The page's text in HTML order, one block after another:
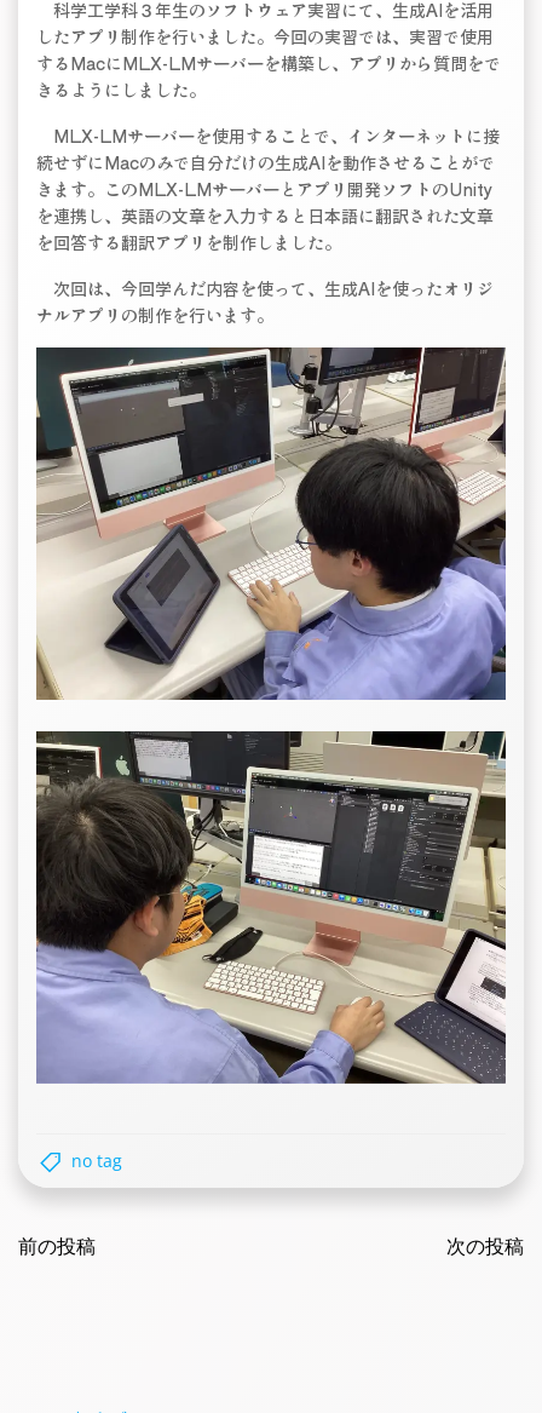
科学工学科３年生のソフトウェア実習にて、生成AIを活用
したアプリ制作を行いました。今回の実習では、実習で使用
するMacにMLX-LMサーバーを構築し、アプリから質問をで
きるようにしました。
MLX-LMサーバーを使用することで、インターネットに接
続せずにMacのみで自分だけの生成AIを動作させることがで
きます。このMLX-LMサーバーとアプリ開発ソフトのUnity
を連携し、英語の文章を入力すると日本語に翻訳された文章
を回答する翻訳アプリを制作しました。
次回は、今回学んだ内容を使って、生成AIを使ったオリジ
ナルアプリの制作を行います。
no tag
navigation
前の投稿 次の投稿